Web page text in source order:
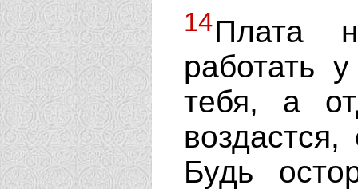
14Плата
работать
тебя, а
Будь